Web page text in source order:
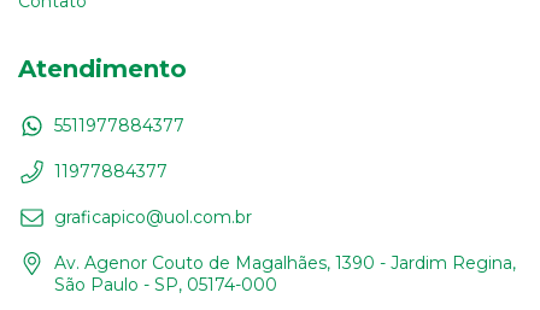
Atendimento
5511977884377
11977884377
graficapico@uol.com.br
Av. Agenor Couto de Magalhães, 1390 - Jardim Regina,
São Paulo - SP, 05174-000